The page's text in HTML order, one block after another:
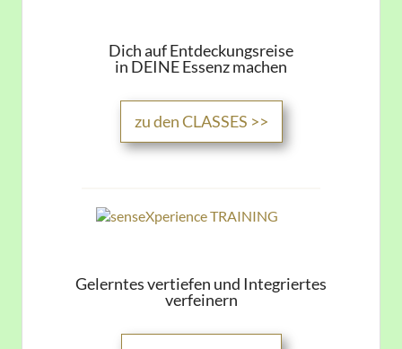
Dich auf Entdeckungsreise
in DEINE Essenz machen
zu den CLASSES >>
Gelerntes vertiefen und Integriertes
verfeinern